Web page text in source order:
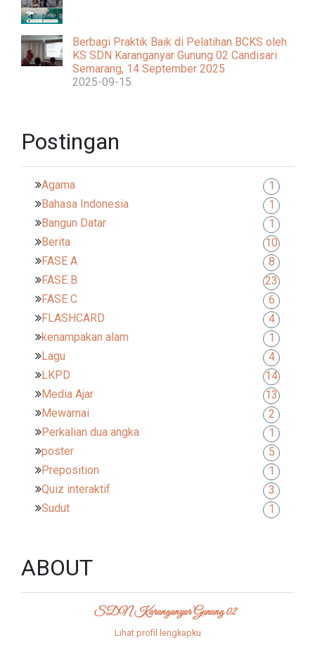
Berbagi Praktik Baik di Pelatihan BCKS oleh
KS SDN Karanganyar Gunung 02 Candisari
Semarang, 14 September 2025
2025-09-15
Postingan
Agama
1
Bahasa Indonesia
1
Bangun Datar
1
Berita
10
FASE A
8
FASE B
23
FASE C
6
FLASHCARD
4
kenampakan alam
1
Lagu
4
LKPD
14
Media Ajar
13
Mewarnai
2
Perkalian dua angka
1
poster
5
Preposition
1
Quiz interaktif
3
Sudut
1
ABOUT
SDN Karanganyar Gunung 02
Lihat profil lengkapku